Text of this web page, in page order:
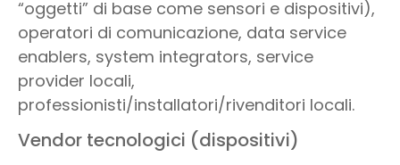
“oggetti” di base come sensori e dispositivi),
operatori di comunicazione, data service
enablers, system integrators, service
provider locali,
professionisti/installatori/rivenditori locali.
Vendor tecnologici (dispositivi)